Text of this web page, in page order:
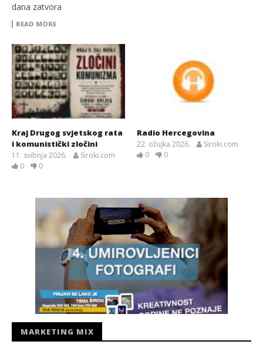
dana zatvora
READ MORE
Kraj Drugog svjetskog rata
i komunistički zločini
11. svibnja 2026.
Siroki.com
0
0
Radio Hercegovina
22. ožujka 2026.
Siroki.com
0
0
MARKETING MIX